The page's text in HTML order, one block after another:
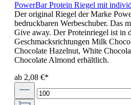
PowerBar Protein Riegel mit
Der original Riegel der Marke
bedruckbaren Werbeschuber. Das
Give away. Der Proteinriegel ist in
Geschmacksrichtungen Milk
Chocolate Hazelnut, White
Chocolate Almond erhältlich.
ab 2,08 €*